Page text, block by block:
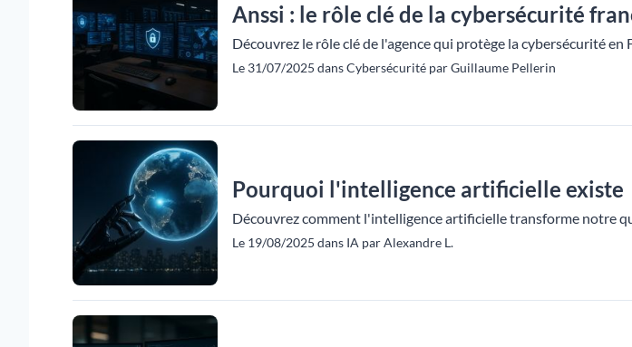
Anssi : le rôle clé de la cybersécurité
Découvrez le rôle clé de l'agence qui protège la cybersécurité
Le 31/07/2025 dans Cybersécurité par Guillaume Pellerin
Pourquoi l'intelligence artificielle existe
Découvrez comment l'intelligence artificielle transforme notre
Le 19/08/2025 dans IA par Alexandre L.